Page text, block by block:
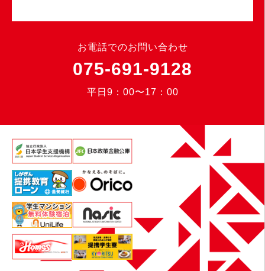
お電話でのお問い合わせ
075-691-9128
平日9：00〜17：00